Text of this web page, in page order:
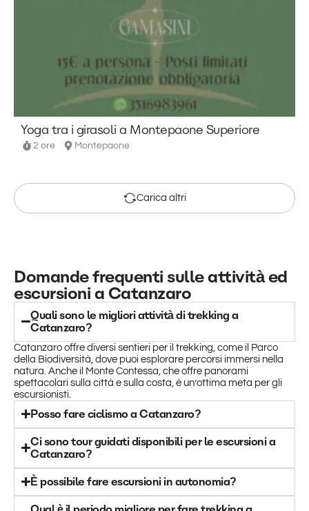
Yoga tra i girasoli a Montepaone Superiore
2 ore Montepaone
Carica altri
Domande frequenti sulle attività ed
escursioni a Catanzaro
Quali sono le migliori attività di trekking a
Catanzaro?
Catanzaro offre diversi sentieri per il trekking, come il Parco
della Biodiversità, dove puoi esplorare percorsi immersi nella
natura. Anche il Monte Contessa, che offre panorami
spettacolari sulla città e sulla costa, è un’ottima meta per gli
escursionisti.
Posso fare ciclismo a Catanzaro?
Ci sono tour guidati disponibili per le escursioni a
Catanzaro?
È possibile fare escursioni in autonomia?